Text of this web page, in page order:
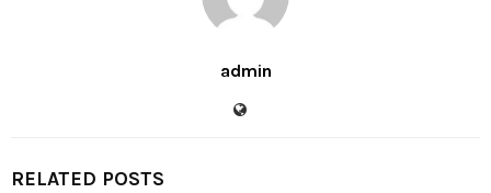
admin
RELATED POSTS